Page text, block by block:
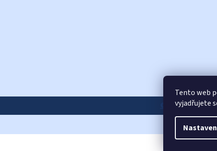
Tento web
vyjadřujete
©